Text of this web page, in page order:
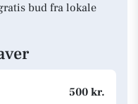
bud fra lokale
500 kr.